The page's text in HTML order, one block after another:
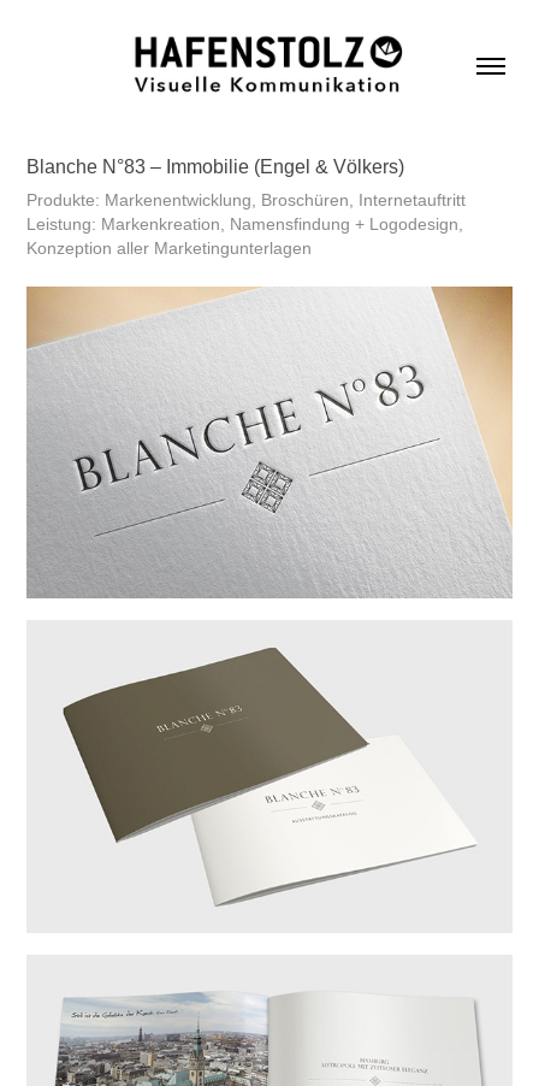
Blanche N°83 – Immobilie (Engel & Völkers)
Produkte: Markenentwicklung, Broschüren, Internetauftritt
Leistung: Markenkreation, Namensfindung + Logodesign,
Konzeption aller Marketingunterlagen